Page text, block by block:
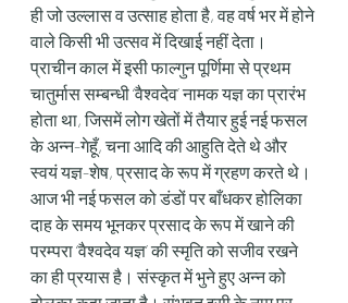
ही जो उल्लास व उत्साह होता है, वह वर्ष भर में होने
वाले किसी भी उत्सव में दिखाई नहीं देता।
प्राचीन काल में इसी फाल्गुन पूर्णिमा से प्रथम
चातुर्मास सम्बन्धी ‘वैश्वदेव’ नामक यज्ञ का प्रारंभ
होता था, जिसमें लोग खेतों में तैयार हुई नई फसल
के अन्न-गेहूँ, चना आदि की आहुति देते थे और
स्वयं यज्ञ-शेष, प्रसाद के रूप में ग्रहण करते थे।
आज भी नई फसल को डंडों पर बाँधकर होलिका
दाह के समय भूनकर प्रसाद के रूप में खाने की
परम्परा ‘वैश्वदेव यज्ञ’ की स्मृति को सजीव रखने
का ही प्रयास है। संस्कृत में भुने हुए अन्न को